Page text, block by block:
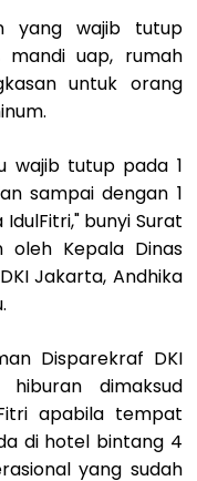
yang wajib tutup
mandi uap, rumah
untuk orang
wajib tutup pada 1
sampai dengan 1
bunyi Surat
oleh Kepala Dinas
Jakarta, Andhika
Disparekraf DKI
dimaksud
apabila tempat
di hotel bintang 4
yang sudah